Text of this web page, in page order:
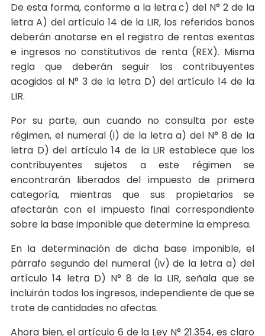
De esta forma, conforme a la letra c) del N° 2 de la
letra A) del artículo 14 de la LIR, los referidos bonos
deberán anotarse en el registro de rentas exentas
e ingresos no constitutivos de renta (REX). Misma
regla que deberán seguir los contribuyentes
acogidos al N° 3 de la letra D) del artículo 14 de la
LIR.
Por su parte, aun cuando no consulta por este
régimen, el numeral (i) de la letra a) del N° 8 de la
letra D) del artículo 14 de la LIR establece que los
contribuyentes sujetos a este régimen se
encontrarán liberados del impuesto de primera
categoría, mientras que sus propietarios se
afectarán con el impuesto final correspondiente
sobre la base imponible que determine la empresa.
En la determinación de dicha base imponible, el
párrafo segundo del numeral (iv) de la letra a) del
artículo 14 letra D) N° 8 de la LIR, señala que se
incluirán todos los ingresos, independiente de que se
trate de cantidades no afectas.
Ahora bien, el artículo 6 de la Ley N° 21.354, es claro